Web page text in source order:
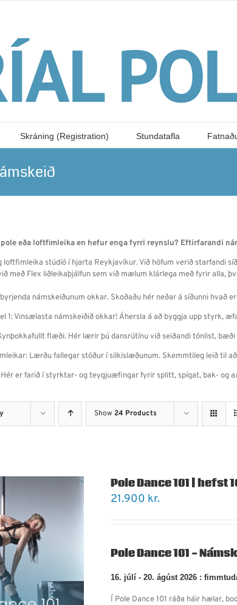
Skráning (Registration) Stundatafla
eða loftfimleika en hefur enga fyrri reynslu? Eftirfarandi
loftfimleika stúdíó í hjarta Reykjavíkur. Við höfum verið starfandi
með Flex liðleikaþjálfun sem við mælum klárlega með fyrir
námskeiðunum okkar. Skoðaðu hér neðar á síðunni hvað
1: Vinsælasta námskeiðið okkar! Áhersla á að byggja upp styrk,
flæði. Hér lærir þú dansrútínu við seiðandi tónlist,
Lærðu fallegar stöður í silkislæðunum. Skemmtileg leið til
Hér er farið í styrktar- og teygjuæfingar fyrir splitt, spígat, bak- og
Show 24 Products
Pole Dance 101 | hefst
21.900 kr.
Pole Dance 101 -
16. júlí - 20. ágúst 2026 :
Í Pole Dance 101 ráða háir hælar,